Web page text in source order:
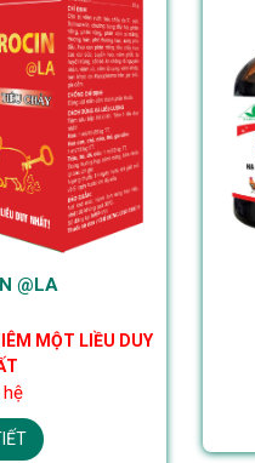
@LA
MỘT LIỀU DUY
hệ